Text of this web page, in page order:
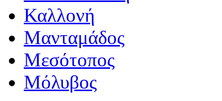
Καλλονή
Μανταμάδος
Μεσότοπος
Μόλυβος